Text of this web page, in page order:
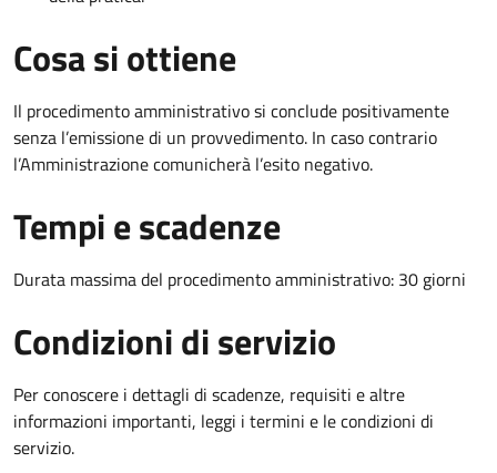
Cosa si ottiene
Il procedimento amministrativo si conclude positivamente
senza l’emissione di un provvedimento. In caso contrario
l’Amministrazione comunicherà l’esito negativo.
Tempi e scadenze
Durata massima del procedimento amministrativo: 30 giorni
Condizioni di servizio
Per conoscere i dettagli di scadenze, requisiti e altre
informazioni importanti, leggi i termini e le condizioni di
servizio.